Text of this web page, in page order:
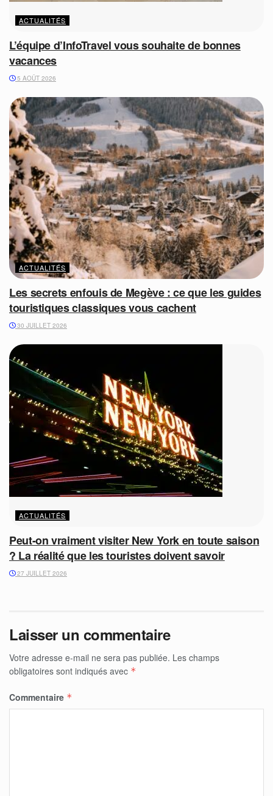
ACTUALITÉS
L’équipe d’InfoTravel vous souhaite de bonnes
vacances
5 AOÛT 2026
ACTUALITÉS
Les secrets enfouis de Megève : ce que les guides
touristiques classiques vous cachent
30 JUILLET 2026
ACTUALITÉS
Peut-on vraiment visiter New York en toute saison
? La réalité que les touristes doivent savoir
27 JUILLET 2026
Laisser un commentaire
Votre adresse e-mail ne sera pas publiée. Les champs
obligatoires sont indiqués avec *
Commentaire *